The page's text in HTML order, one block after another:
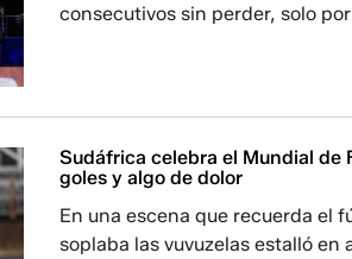
consecutivos sin perder, solo
Sudáfrica celebra el Mundial de
goles y algo de dolor
En una escena que recuerda el
soplaba las vuvuzelas estalló